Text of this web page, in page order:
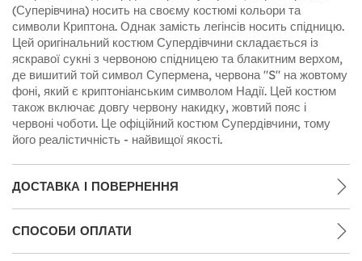
(Суперівчина) носить на своєму костюмі кольори та
символи Криптона. Однак замість легінсів носить спідницю.
Цей оригінальний костюм Супердівчини складається із
яскравої сукні з червоною спідницею та блакитним верхом,
де вишитий той символ Супермена, червона "S" на жовтому
фоні, який є криптоніанським символом Надії. Цей костюм
також включає довгу червону накидку, жовтий пояс і
червоні чоботи. Це офіційний костюм Супердівчини, тому
його реалістичність - найвищої якості.
ДОСТАВКА І ПОВЕРНЕННЯ
СПОСОБИ ОПЛАТИ